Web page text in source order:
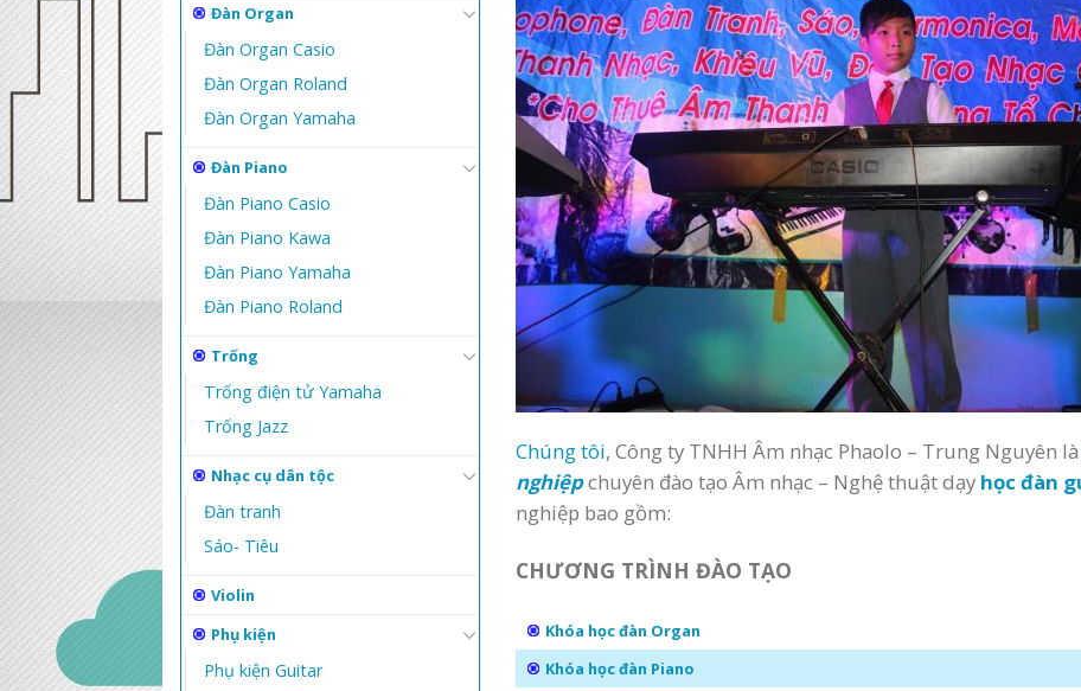
Đàn Organ
Đàn Organ Casio
Đàn Organ Roland
Đàn Organ Yamaha
Đàn Piano
Đàn Piano Casio
Đàn Piano Kawa
Đàn Piano Yamaha
Đàn Piano Roland
Trống
Trống điện tử Yamaha
Trống Jazz
Nhạc cụ dân tộc
Đàn tranh
Sáo- Tiêu
Violin
Phụ kiện
Phụ kiện Guitar
Chúng tôi, Công ty TNHH Âm nhạc Phaolo – Trung Nguyên là
nghiệpchuyên đào tạo Âm nhạc – Nghệ thuật dạy học đàn
nghiệp bao gồm:
CHƯƠNG TRÌNH ĐÀO TẠO
Khóa học đàn Organ
Khóa học đàn Piano